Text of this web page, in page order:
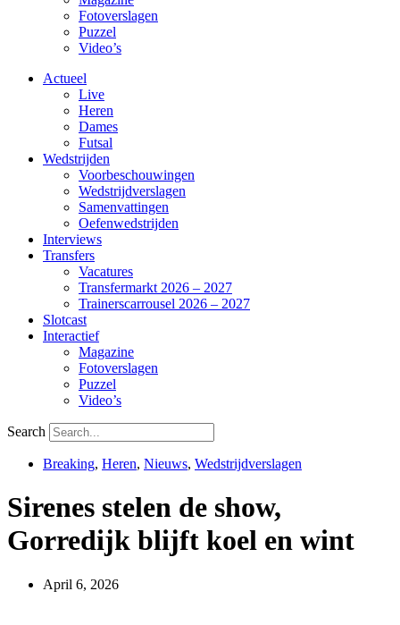
Fotoverslagen
Puzzel
Video’s
Actueel
Live
Heren
Dames
Futsal
Wedstrijden
Voorbeschouwingen
Wedstrijdverslagen
Samenvattingen
Oefenwedstrijden
Interviews
Transfers
Vacatures
Transfermarkt 2026 – 2027
Trainerscarrousel 2026 – 2027
Slotcast
Interactief
Magazine
Fotoverslagen
Puzzel
Video’s
Search
Breaking, Heren, Nieuws, Wedstrijdverslagen
Sirenes stelen de show,
Gorredijk blijft koel en wint
April 6, 2026